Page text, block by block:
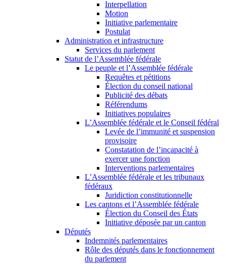
Interpellation
Motion
Initiative parlementaire
Postulat
Administration et infrastructure
Services du parlement
Statut de l’Assemblée fédérale
Le peuple et l’Assemblée fédérale
Requêtes et pétitions
Élection du conseil national
Publicité des débats
Référendums
Initiatives populaires
L’Assemblée fédérale et le Conseil fédéral
Levée de l’immunité et suspension
provisoire
Constatation de l’incapacité à
exercer une fonction
Interventions parlementaires
L’Assemblée fédérale et les tribunaux
fédéraux
Juridiction constitutionnelle
Les cantons et l’Assemblée fédérale
Élection du Conseil des États
Initiative déposée par un canton
Députés
Indemnités parlementaires
Rôle des députés dans le fonctionnement
du parlement